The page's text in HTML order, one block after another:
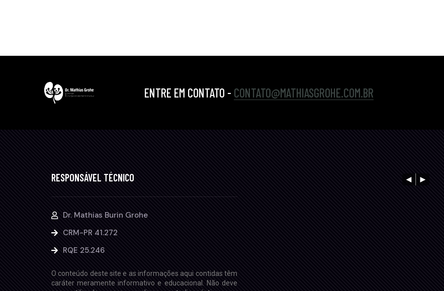
ENTRE EM CONTATO - CONTATO@MATHIASGROHE.COM.BR
RESPONSÁVEL TÉCNICO
Dr. Mathias Burin Grohe
CRM-PR 41.272
RQE 25.246
O conteúdo deste site e as informações aqui contidas têm
caráter meramente informativo e educacional. Não deve